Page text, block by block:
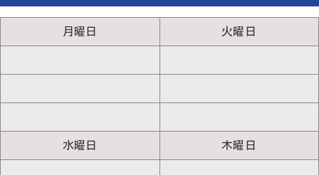
月曜日 火曜日
水曜日 木曜日